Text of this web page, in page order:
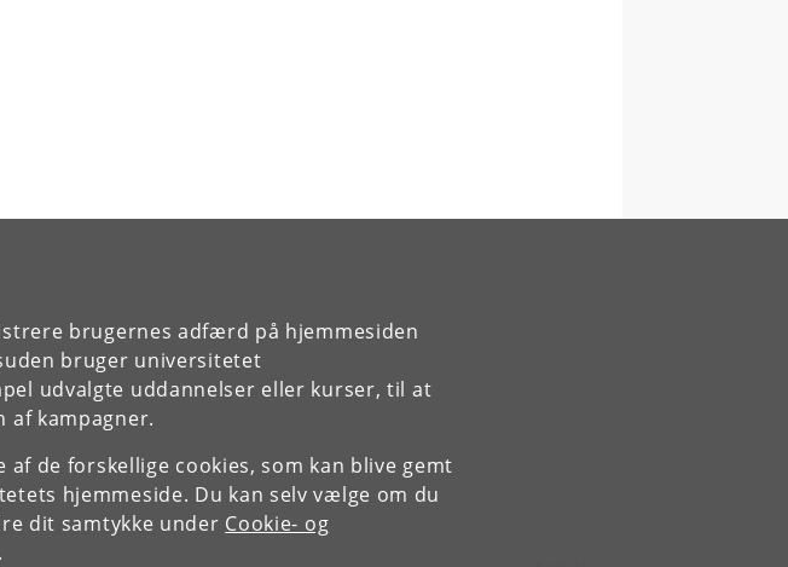
brugernes adfærd på hjemmesiden
bruger universitetet
udvalgte uddannelser eller kurser, til at
af kampagner.
de forskellige cookies, som kan blive gemt
hjemmeside. Du kan selv vælge om du
dit samtykke under Cookie- og